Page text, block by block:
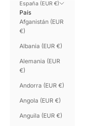
España (EUR €)
País
Afganistán (EUR
€)
Albania (EUR €)
Alemania (EUR
€)
Andorra (EUR €)
Angola (EUR €)
Anguila (EUR €)